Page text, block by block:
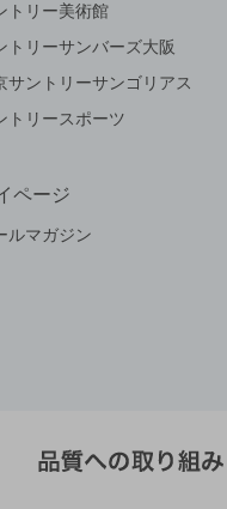
トリー美術館
トリーサンバーズ大阪
サントリーサンゴリアス
トリースポーツ
ページ
ルマガジン